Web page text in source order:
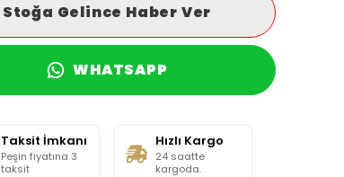
Stoğa Gelince Haber Ver
WHATSAPP
Taksit İmkanı
Peşin fiyatına 3
taksit
Hızlı Kargo
24 saatte
kargoda.